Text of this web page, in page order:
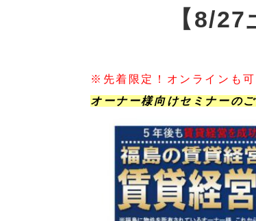
【8/
※先着限定！オンラインも
オーナー様向けセミナーのご